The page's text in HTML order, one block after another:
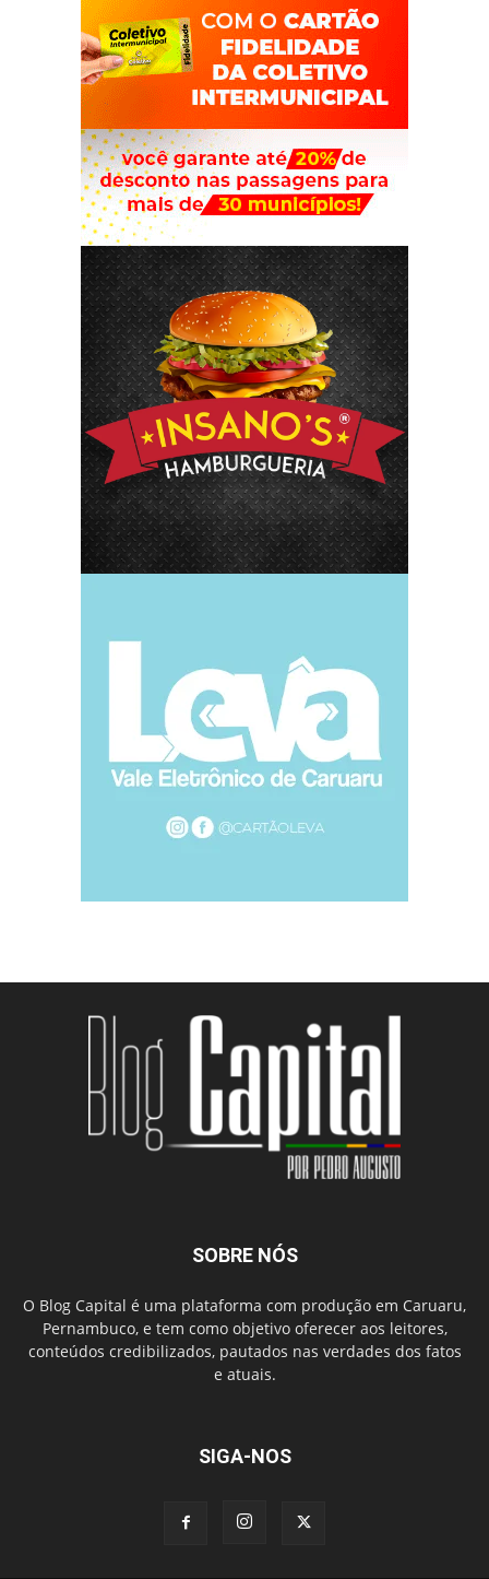
SOBRE NÓS
O Blog Capital é uma plataforma com produção em Caruaru,
Pernambuco, e tem como objetivo oferecer aos leitores,
conteúdos credibilizados, pautados nas verdades dos fatos
e atuais.
SIGA-NOS